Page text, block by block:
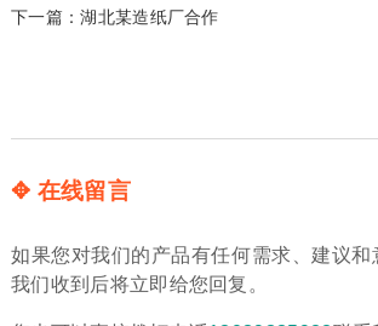
下一篇：湖北某造纸厂合作
✥ 在线留言
如果您对我们的产品有任何需求、建议和
我们收到后将立即给您回复。